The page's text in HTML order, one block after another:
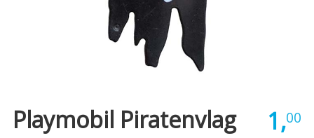
Playmobil Piratenvlag 1,00